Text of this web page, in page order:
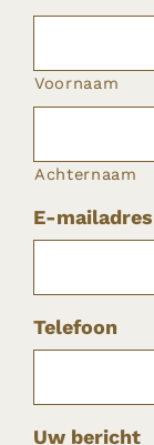
Voornaam
Achternaam
E-mailadres
Telefoon
Uw bericht